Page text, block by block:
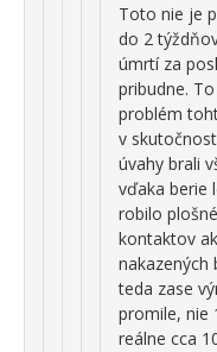
Toto nie je
do 2
úmrtí za
pribudne.
problém
v
úvahy brali
vďaka berie
robilo
kontaktov
nakazených
teda zase
promile, nie
reálne cca